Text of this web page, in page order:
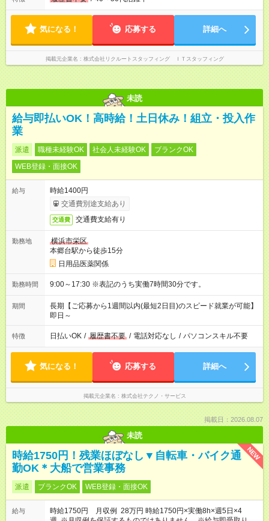
気になる！ 応募する 詳細へ
掲載元企業名 株式会社リクルートスタッフィング ＩＴスタッフィング
未読
給与即払いOK！高時給！土日休み！組立・投入作
業
派遣 職種未経験OK 社会人未経験OK
ブランクOK
WEB登録・面接OK
給与
時給1400円
交通費別途支給あり
交通費 交通費支給有り
勤務地
横浜市栄区
本郷台駅から徒歩15分
日用品医薬関係
勤務時間 9:00～17:30 ※表記のうち実働7時間30分です。
期間
長期【ご応募から1週間以内(最短2日目)のスピード就業が可能】
即日～
特徴 日払いOK / 履歴書不要 / 電話対応なし / パソコンスキル不要
気になる！ 応募する 詳細へ
掲載元企業名 株式会社テクノ・サービス
掲載日：2026.08.07
未読
NEW
時給1750円！残業ほぼなし▼自転車・バイク通
勤OK＊大船で営業事務
派遣 ブランクOK WEB登録・面接OK
給与
時給1750円 月収例 28万円 時給1750円×実働8h×週5日×4